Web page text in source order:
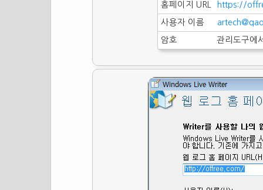
홈페이지 URL https://
사용자 이름
암호 관리도구에